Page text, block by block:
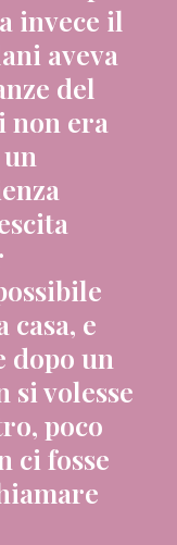
invece il
aveva
del
non era
e
dopo un
si volesse
poco
ci fosse